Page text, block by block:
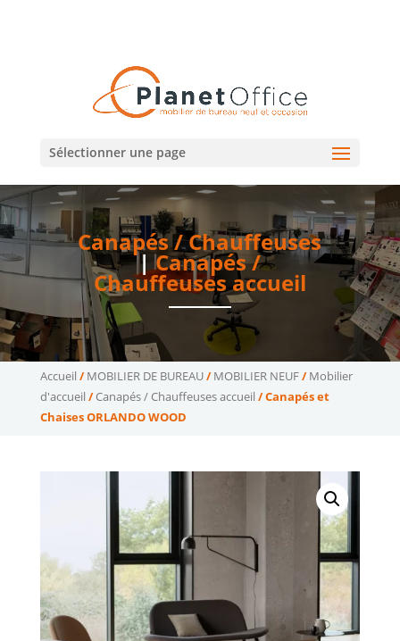
Sélectionner une page
Canapés / Chauffeuses
|Canapés /
Chauffeuses accueil
Accueil /MOBILIER DE BUREAU/MOBILIER NEUF/Mobilier
d'accueil /Canapés / Chauffeuses accueil / Canapés et
Chaises ORLANDO WOOD